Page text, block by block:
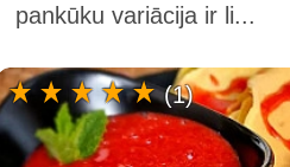
pankūku variācija ir li...
(1)